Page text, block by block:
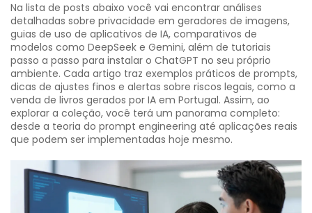
Na lista de posts abaixo você vai encontrar análises
detalhadas sobre privacidade em geradores de imagens,
guias de uso de aplicativos de IA, comparativos de
modelos como DeepSeek e Gemini, além de tutoriais
passo a passo para instalar o ChatGPT no seu próprio
ambiente. Cada artigo traz exemplos práticos de prompts,
dicas de ajustes finos e alertas sobre riscos legais, como a
venda de livros gerados por IA em Portugal. Assim, ao
explorar a coleção, você terá um panorama completo:
desde a teoria do prompt engineering até aplicações reais
que podem ser implementadas hoje mesmo.